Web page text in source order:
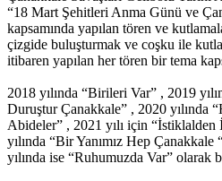
“18 Mart Şehitleri Anma Günü ve
kapsamında yapılan tören ve
çizgide buluşturmak ve coşku ile
itibaren yapılan her tören bir tema
2018 yılında “Birileri Var” , 2019
Duruştur Çanakkale” , 2020 yılında
Abideler” , 2021 yılı için
yılında “Bir Yanımız Hep
yılında ise “Ruhumuzda Var”